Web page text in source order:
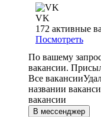
VK
172 активные
Посмотреть
По вашему
вакансии.
Все вакансии
названии
вакансии
В мессенджер